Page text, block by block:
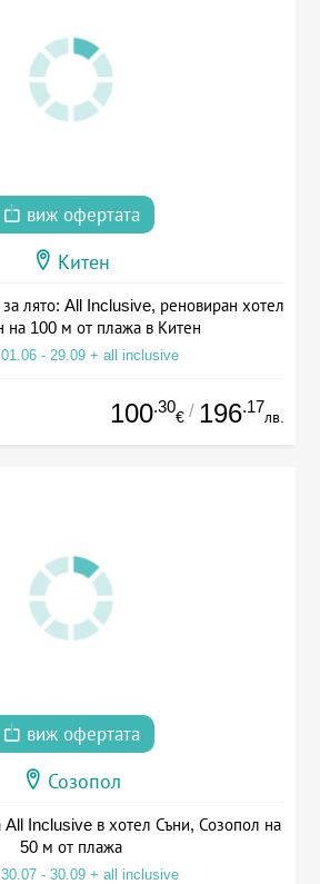
виж офертата
Китен
лято: All Inclusive, реновиран хотел
на 100 м от плажа в Китен
01.06 - 29.09 + all inclusive
100.30
€ / 196.17
лв.
виж офертата
Созопол
Inclusive в хотел Съни, Созопол на
50 м от плажа
30.07 - 30.09 + all inclusive